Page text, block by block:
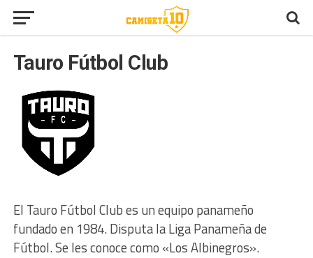
Tauro Fútbol Club
El Tauro Fútbol Club es un equipo panameño
fundado en 1984. Disputa la Liga Panameña de
Fútbol. Se les conoce como «Los Albinegros».